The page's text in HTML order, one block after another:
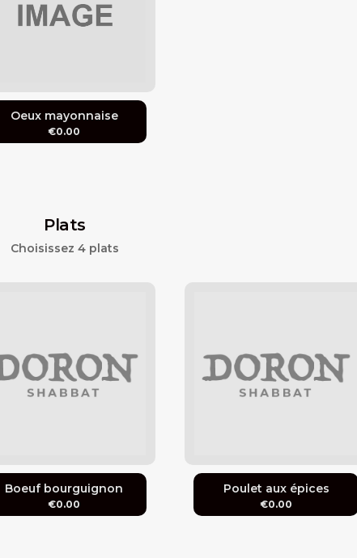
Oeux mayonnaise
€0.00
Plats
Choisissez 4 plats
Boeuf bourguignon
€0.00
Poulet aux épices
€0.00